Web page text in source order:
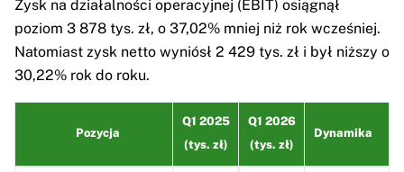
Zysk na działalności operacyjnej (EBIT) osiągnął
poziom 3 878 tys. zł, o 37,02% mniej niż rok wcześniej.
Natomiast zysk netto wyniósł 2 429 tys. zł i był niższy o
30,22% rok do roku.
Pozycja
Q1 2025
(tys. zł)
Q1 2026
(tys. zł)
Dynamika